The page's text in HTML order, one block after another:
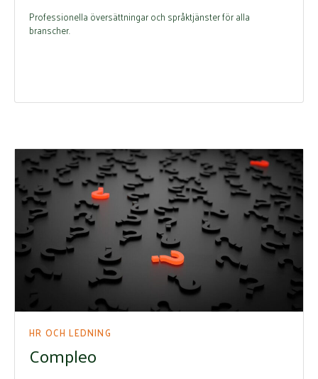
Professionella översättningar och språktjänster för alla
branscher.
HR OCH LEDNING
Compleo